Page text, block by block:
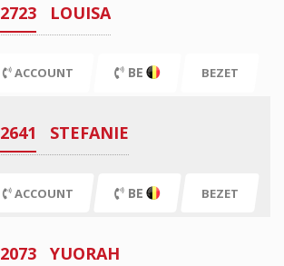
2723 LOUISA
ACCOUNT BE BEZET
2641 STEFANIE
ACCOUNT BE BEZET
2073 YUORAH